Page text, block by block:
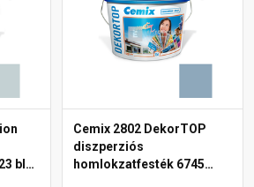
blue
Cemix 2802 DekorTOP
diszperziós
homlokzatfesték 6745